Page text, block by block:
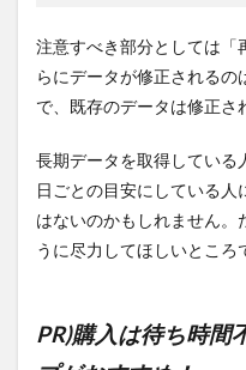
注意すべき部分としては「
らにデータが修正される
で、既存のデータは修正さ
長期データを取得している
日ごとの目安にしている
はないのかもしれません。
うに尽力してほしいところ
PR)購入は待ち時間